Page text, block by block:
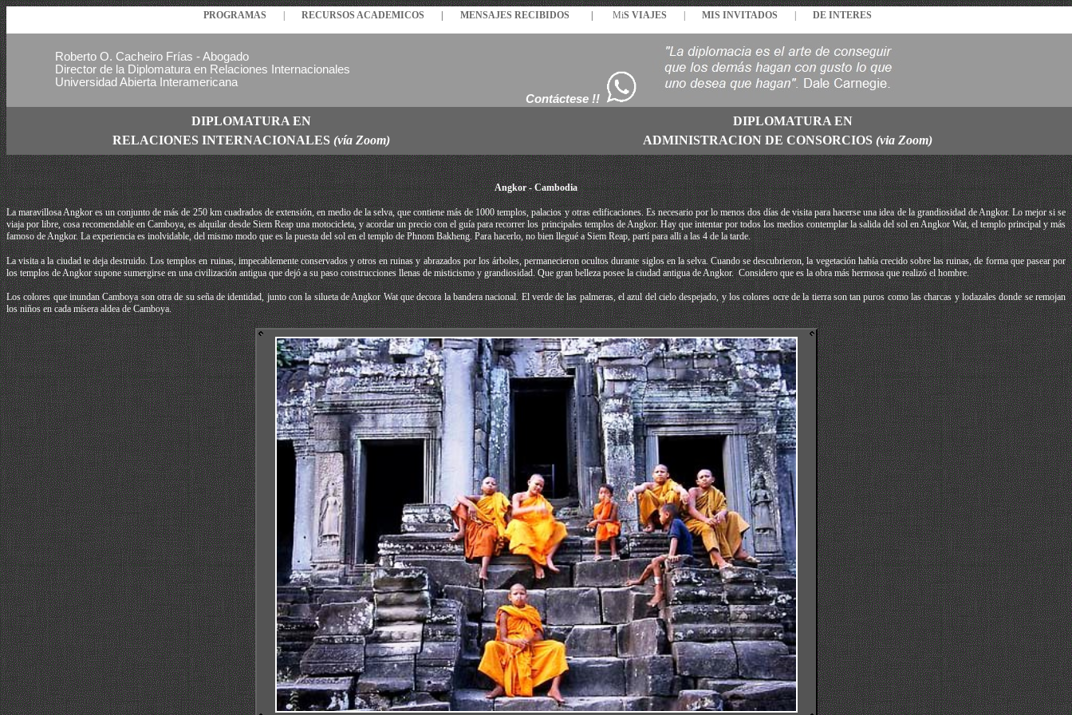
PROGRAMAS RECURSOS ACADEMICOS | MENSAJES RECIBIDOS MiS VIAJES MIS INVITADOS DE INTERES
Roberto O. Cacheiro Frías - Abogado
Director de la Diplomatura en Relaciones Internacionales
Universidad Abierta Interamericana
Contáctese !!
DIPLOMATURA EN
RELACIONES INTERNACIONALES (vía Zoom)
DIPLOMATURA EN
ADMINISTRACION DE CONSORCIOS (via Zoom)
Angkor - Cambodia
La maravillosa Angkor es un conjunto de más de 250 km cuadrados de extensión, en medio de la selva, que contiene más de 1000 templos, palacios y otras edificaciones. Es necesario por lo menos dos días de visita para hacerse una idea de la grandiosidad de Angkor. Lo mejor si se
viaja por libre, cosa recomendable en Camboya, es alquilar desde Siem Reap una motocicleta, y acordar un precio con el guía para recorrer los principales templos de Angkor. Hay que intentar por todos los medios contemplar la salida del sol en Angkor Wat, el templo principal y más
famoso de Angkor. La experiencia es inolvidable, del mismo modo que es la puesta del sol en el templo de Phnom Bakheng. Para hacerlo, no bien llegué a Siem Reap, partí para alli a las 4 de la tarde.
La visita a la ciudad te deja destruido. Los templos en ruinas, impecablemente conservados y otros en ruinas y abrazados por los árboles, permanecieron ocultos durante siglos en la selva. Cuando se descubrieron, la vegetación había crecido sobre las ruinas, de forma que pasear por
los templos de Angkor supone sumergirse en una civilización antigua que dejó a su paso construcciones llenas de misticismo y grandiosidad. Que gran belleza posee la ciudad antigua de Angkor. Considero que es la obra más hermosa que realizó el hombre.
Los colores que inundan Camboya son otra de su seña de identidad, junto con la silueta de Angkor Wat que decora la bandera nacional. El verde de las palmeras, el azul del cielo despejado, y los colores ocre de la tierra son tan puros como las charcas y lodazales donde se remojan
los niños en cada mísera aldea de Camboya.